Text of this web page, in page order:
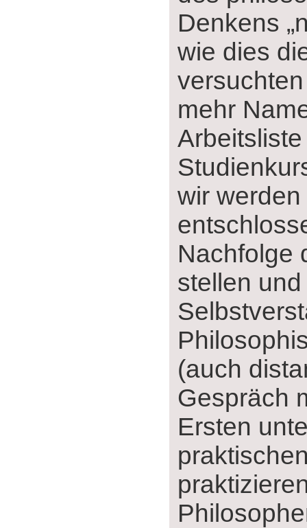
Denkens
wie dies
mehr
wir
Nachfolge
stellen
(auch
Gespräch
Ersten